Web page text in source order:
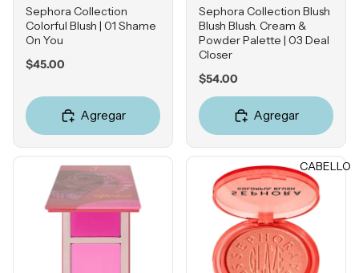
Solares
Herrami
POR
INGRE
DIENTE
Vitamina
C
Retinol
Ácido
Salicílico
Primers
Bases
Bronzers
Rubores
Iluminad
ores
Polvos
Fijadores
de
maquillaj
CABELLO
Sephora Collection
Colorful Blush | 01 Shame
On You
Price
$45.00
Agregar
Sephora Collection Blush
Blush Blush. Cream &
Powder Palette | 03 Deal
Closer
Price
$54.00
Agregar